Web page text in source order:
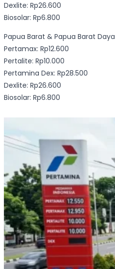
Dexlite: Rp26.600
Biosolar: Rp6.800
Papua Barat & Papua Barat Daya
Pertamax: Rp12.600
Pertalite: Rp10.000
Pertamina Dex: Rp28.500
Dexlite: Rp26.600
Biosolar: Rp6.800